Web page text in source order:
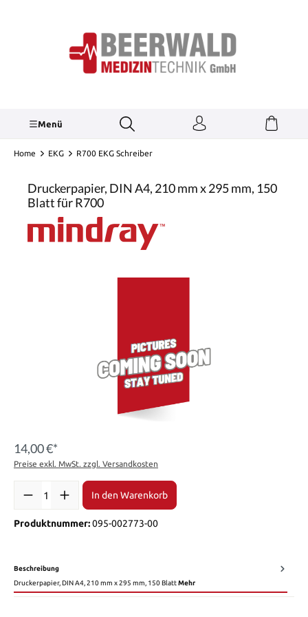
Menü
Home EKG R700 EKG Schreiber
Druckerpapier, DIN A4, 210 mm x 295 mm, 150
Blatt für R700
14,00 €*
Preise exkl. MwSt. zzgl. Versandkosten
In den Warenkorb
Produktnummer:095-002773-00
Beschreibung
Druckerpapier, DIN A4, 210 mm x 295 mm, 150 BlattMehr